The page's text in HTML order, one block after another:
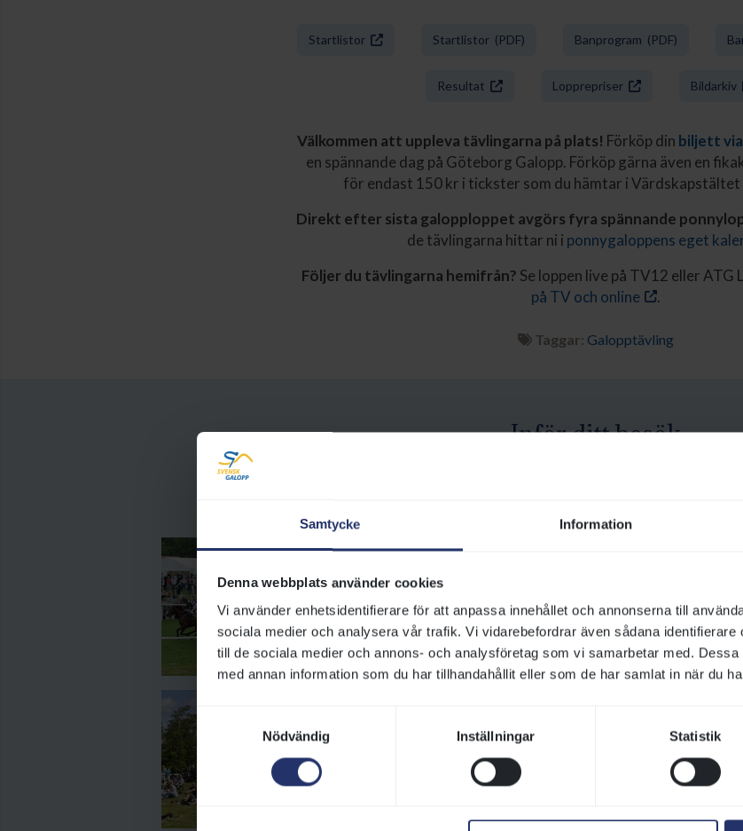
Samtycke Information
Denna webbplats använder cookies
Vi använder enhetsidentifierare för att anpassa innehållet och annonserna till
sociala medier och analysera vår trafik. Vi vidarebefordrar även sådana identifierare
till de sociala medier och annons- och analysföretag som vi samarbetar med.
med annan information som du har tillhandahållit eller som de har samlat in när du
Samtyckesval
Nödvändig
Inställningar Statistik
Startlistor Startlistor (PDF) Banprogram (PDF)
Resultat Lopprepriser Bildarkiv
Välkommen att uppleva tävlingarna på plats! Förköp din biljett
en spännande dag på Göteborg Galopp. Förköp gärna även en
för endast 150 kr i tickster som du hämtar i Värdskapstältet
Direkt efter sista galopploppet avgörs fyra spännande
de tävlingarna hittar ni i ponnygaloppens eget
Följer du tävlingarna hemifrån? Se loppen live på TV12 eller ATG
på TV och online
.
Taggar: Galopptävling
Inför ditt besök
Gör din dag på Göteborg Galopp ännu bättre! Här
Välkommen till Göteborg Galopp – en naturskön och
samlat information inför ditt besök.
På tävlingsdagar kan du njuta av fika och enklare rätter
tävlingar på en lördag eller söndag, så kompletteras
serverar förtäring. Under Familjedagen den 10 augusti